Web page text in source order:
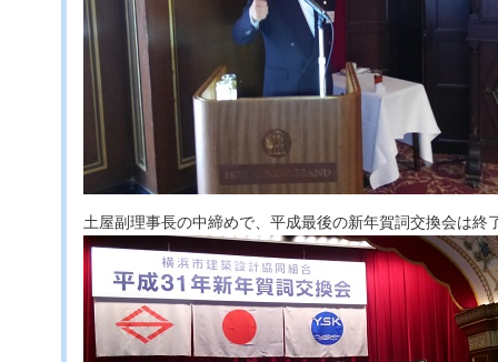
土屋副理事長の中締めで、平成最後の新年賀詞交換会は終